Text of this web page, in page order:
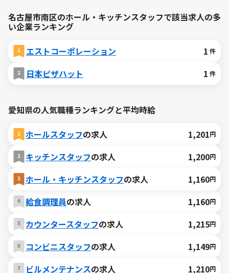
名古屋市南区のホール・キッチンスタッフで該当求人の多
い企業ランキング
エストコーポレーション
1 件
日本ピザハット 1 件
愛知県の人気職種ランキングと平均時給
ホールスタッフの求人 1,201円
キッチンスタッフの求人 1,200円
ホール・キッチンスタッフの求人 1,160円
給食調理員の求人 1,160円
カウンタースタッフの求人 1,215円
コンビニスタッフの求人 1,149円
ビルメンテナンスの求人 1,210円